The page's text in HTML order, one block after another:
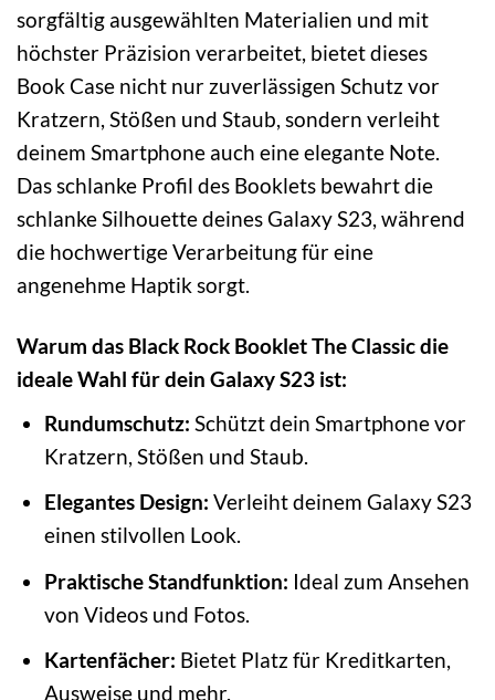
sorgfältig ausgewählten Materialien und mit
höchster Präzision verarbeitet, bietet dieses
Book Case nicht nur zuverlässigen Schutz vor
Kratzern, Stößen und Staub, sondern verleiht
deinem Smartphone auch eine elegante Note.
Das schlanke Profil des Booklets bewahrt die
schlanke Silhouette deines Galaxy S23, während
die hochwertige Verarbeitung für eine
angenehme Haptik sorgt.
Warum das Black Rock Booklet The Classic die
ideale Wahl für dein Galaxy S23 ist:
Rundumschutz: Schützt dein Smartphone vor
Kratzern, Stößen und Staub.
Elegantes Design: Verleiht deinem Galaxy S23
einen stilvollen Look.
Praktische Standfunktion: Ideal zum Ansehen
von Videos und Fotos.
Kartenfächer: Bietet Platz für Kreditkarten,
Ausweise und mehr.